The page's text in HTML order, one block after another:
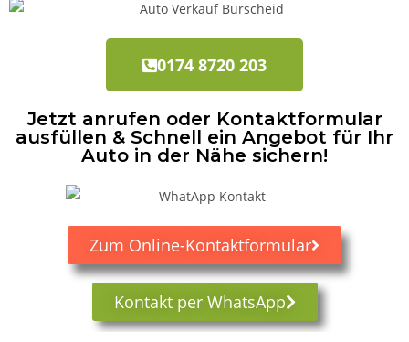
0174 8720 203
Jetzt anrufen oder Kontaktformular
ausfüllen & Schnell ein Angebot für Ihr
Auto in der Nähe sichern!
Zum Online-Kontaktformular
Kontakt per WhatsApp